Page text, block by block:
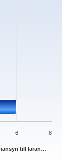
till läran…
6 8